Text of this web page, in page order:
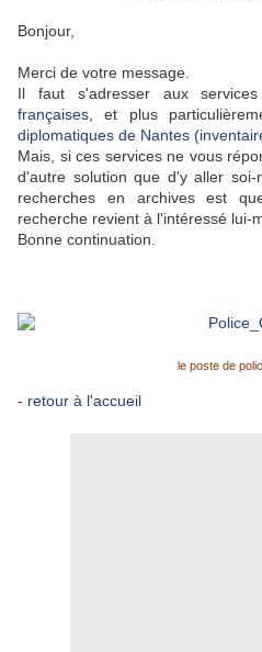
Bonjour,
Merci de votre message.
Il faut s'adresser aux
françaises , et plus
diplomatiques de Nantes
Mais, si ces services ne vous
d'autre solution que d'y aller
recherches en archives est
recherche revient à l'intéressé lui-
Bonne continuation.
le poste de
- retour à l'accueil